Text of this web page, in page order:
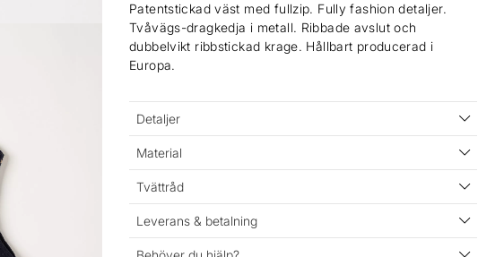
Patentstickad väst med fullzip. Fully fashion detaljer.
Tvåvägs-dragkedja i metall. Ribbade avslut och
dubbelvikt ribbstickad krage. Hållbart producerad i
Europa.
Detaljer
Material
Tvättråd
Leverans & betalning